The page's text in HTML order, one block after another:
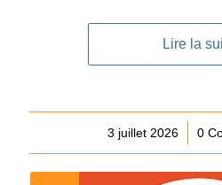
Lire la
3 juillet 2026
/ 0